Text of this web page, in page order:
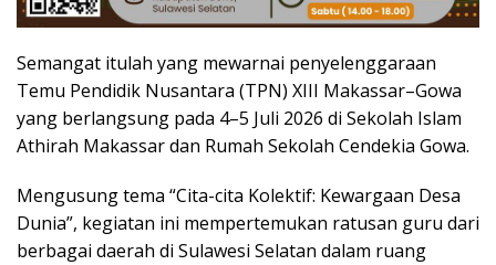
Semangat itulah yang mewarnai penyelenggaraan
Temu Pendidik Nusantara (TPN) XIII Makassar–Gowa
yang berlangsung pada 4–5 Juli 2026 di Sekolah Islam
Athirah Makassar dan Rumah Sekolah Cendekia Gowa.
Mengusung tema “Cita-cita Kolektif: Kewargaan Desa
Dunia”, kegiatan ini mempertemukan ratusan guru dari
berbagai daerah di Sulawesi Selatan dalam ruang